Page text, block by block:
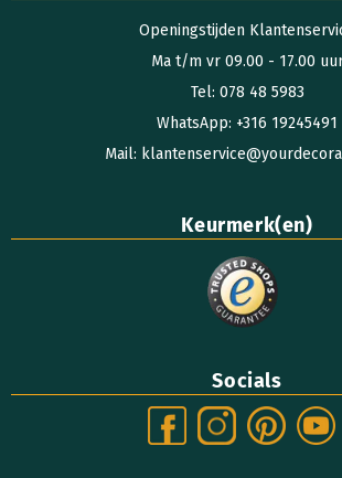
Openingstijden
Ma t/m vr 09.00 - 17.00
Tel: 078 48 5983
WhatsApp: +316 19245491
Mail:
Keurmerk(en)
Socials